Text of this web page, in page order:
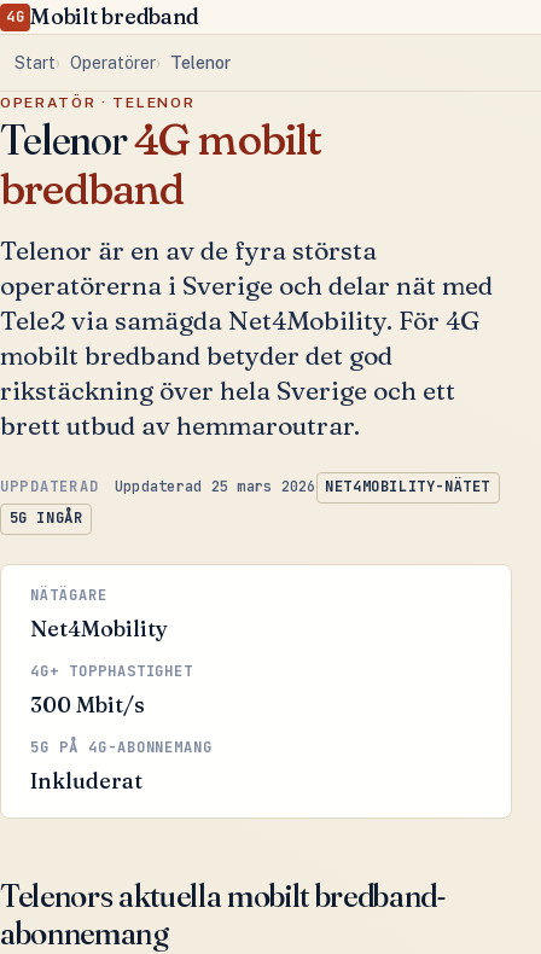
4G Mobilt bredband
Start Operatörer Telenor
OPERATÖR · TELENOR
Telenor4G mobilt
bredband
Telenor är en av de fyra största
operatörerna i Sverige och delar nät med
Tele2 via samägda Net4Mobility. För 4G
mobilt bredband betyder det god
rikstäckning över hela Sverige och ett
brett utbud av hemmaroutrar.
Uppdaterad 25 mars 2026
NET4MOBILITY-NÄTET
5G INGÅR
NÄTÄGARE
Net4Mobility
4G+ TOPPHASTIGHET
300 Mbit/s
5G PÅ 4G-ABONNEMANG
Inkluderat
Telenors aktuella mobilt bredband-
abonnemang